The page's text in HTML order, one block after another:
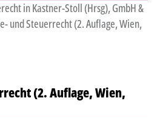
in Kastner-Stoll (Hrsg), GmbH &
und Steuerrecht (2. Auflage, Wien,
(2. Auflage, Wien,